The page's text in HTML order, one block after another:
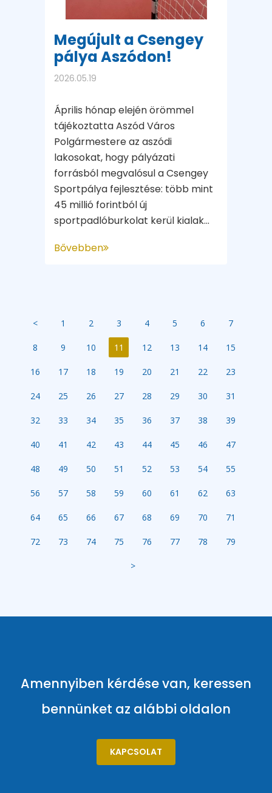
Megújult a Csengey
pálya Aszódon!
2026.05.19
Április hónap elején örömmel
tájékoztatta Aszód Város
Polgármestere az aszódi
lakosokat, hogy pályázati
forrásból megvalósul a Csengey
Sportpálya fejlesztése: több mint
45 millió forintból új
sportpadlóburkolat kerül kialak...
Bővebben
< 1 2 3 4 5 6 7
8 9 10 11 12 13 14 15
16 17 18 19 20 21 22 23
24 25 26 27 28 29 30 31
32 33 34 35 36 37 38 39
40 41 42 43 44 45 46 47
48 49 50 51 52 53 54 55
56 57 58 59 60 61 62 63
64 65 66 67 68 69 70 71
72 73 74 75 76 77 78 79
>
Amennyiben kérdése van, keressen
bennünket az alábbi oldalon
KAPCSOLAT